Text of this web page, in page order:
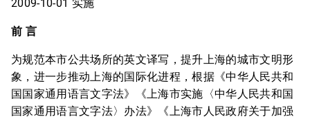
2009-10-01 实施
前 言
为规范本市公共场所的英文译写，提升上海的城市文明形
象，进一步推动上海的国际化进程，根据《中华人民共和
国国家通用语言文字法》《上海市实施〈中华人民共和国
国家通用语言文字法〉办法》《上海市人民政府关于加强